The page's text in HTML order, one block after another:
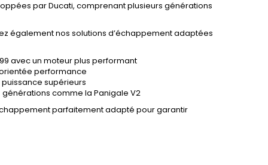
par Ducati, comprenant plusieurs générations
également nos solutions d’échappement adaptées
avec un moteur plus performant
performance
supérieurs
comme la Panigale V2
parfaitement adapté pour garantir